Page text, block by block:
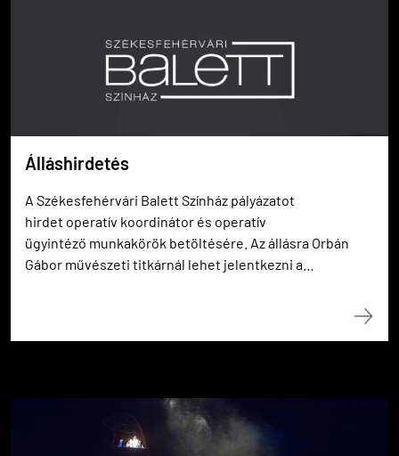
Álláshirdetés
A Székesfehérvári Balett Színház pályázatot
hirdet operatív koordinátor és operatív
ügyintéző munkakörök betöltésére. Az állásra Orbán
Gábor művészeti titkárnál lehet jelentkezni a